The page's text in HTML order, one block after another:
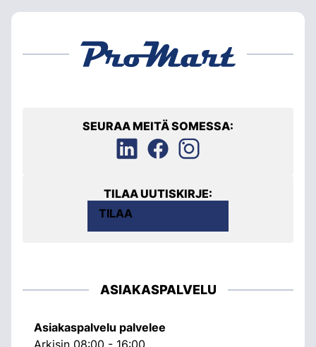
SEURAA MEITÄ SOMESSA:
TILAA UUTISKIRJE:
TILAA
ASIAKASPALVELU
Asiakaspalvelu palvelee
Arkisin 08:00 - 16:00